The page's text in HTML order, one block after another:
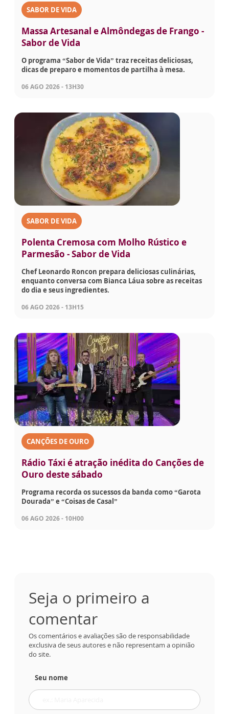
SABOR DE VIDA
Massa Artesanal e Almôndegas de Frango -
Sabor de Vida
O programa “Sabor de Vida” traz receitas deliciosas,
dicas de preparo e momentos de partilha à mesa.
06 AGO 2026 - 13H30
SABOR DE VIDA
Polenta Cremosa com Molho Rústico e
Parmesão - Sabor de Vida
Chef Leonardo Roncon prepara deliciosas culinárias,
enquanto conversa com Bianca Láua sobre as receitas
do dia e seus ingredientes.
06 AGO 2026 - 13H15
CANÇÕES DE OURO
Rádio Táxi é atração inédita do Canções de
Ouro deste sábado
Programa recorda os sucessos da banda como “Garota
Dourada” e “Coisas de Casal”
06 AGO 2026 - 10H00
Seja o primeiro a
comentar
Os comentários e avaliações são de responsabilidade
exclusiva de seus autores e não representam a opinião
do site.
Seu nome